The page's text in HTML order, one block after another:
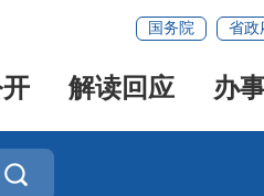
国务院 省政
解读回应 办
